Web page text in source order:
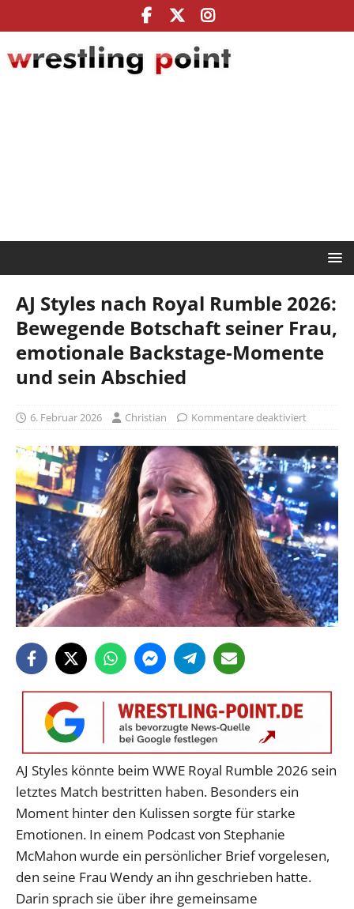
AJ Styles nach Royal Rumble 2026:
Bewegende Botschaft seiner Frau,
emotionale Backstage-Momente
und sein Abschied
6. Februar 2026 Christian Kommentare deaktiviert
AJ Styles könnte beim WWE Royal Rumble 2026 sein
letztes Match bestritten haben. Besonders ein
Moment hinter den Kulissen sorgte für starke
Emotionen. In einem Podcast von Stephanie
McMahon wurde ein persönlicher Brief vorgelesen,
den seine Frau Wendy an ihn geschrieben hatte.
Darin sprach sie über ihre gemeinsame